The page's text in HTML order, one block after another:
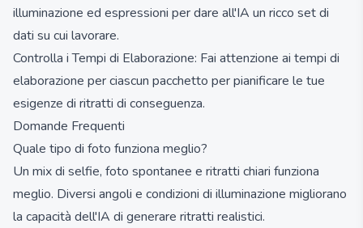
illuminazione ed espressioni per dare all'IA un ricco set di
dati su cui lavorare.
Controlla i Tempi di Elaborazione: Fai attenzione ai tempi di
elaborazione per ciascun pacchetto per pianificare le tue
esigenze di ritratti di conseguenza.
Domande Frequenti
Quale tipo di foto funziona meglio?
Un mix di selfie, foto spontanee e ritratti chiari funziona
meglio. Diversi angoli e condizioni di illuminazione migliorano
la capacità dell'IA di generare ritratti realistici.